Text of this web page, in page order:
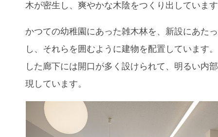
木が密生し、爽やかな木陰をつくり出していま
かつての幼稚園にあった雑木林を、新設にあた
し、それらを囲むように建物を配置しています
した廊下には開口が多く設けられて、明るい内
現しています。